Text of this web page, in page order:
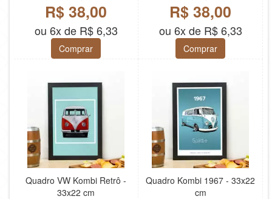
R$ 38,00
ou 6x de R$ 6,33
Comprar
R$ 38,00
ou 6x de R$ 6,33
Comprar
Quadro VW Kombi Retrô -
33x22 cm
Quadro Kombi 1967 - 33x22
cm